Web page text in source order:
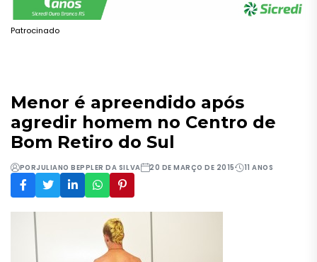
Patrocinado
Menor é apreendido após
agredir homem no Centro de
Bom Retiro do Sul
PORJULIANO BEPPLER DA SILVA 20 DE MARÇO DE 2015 11 ANOS